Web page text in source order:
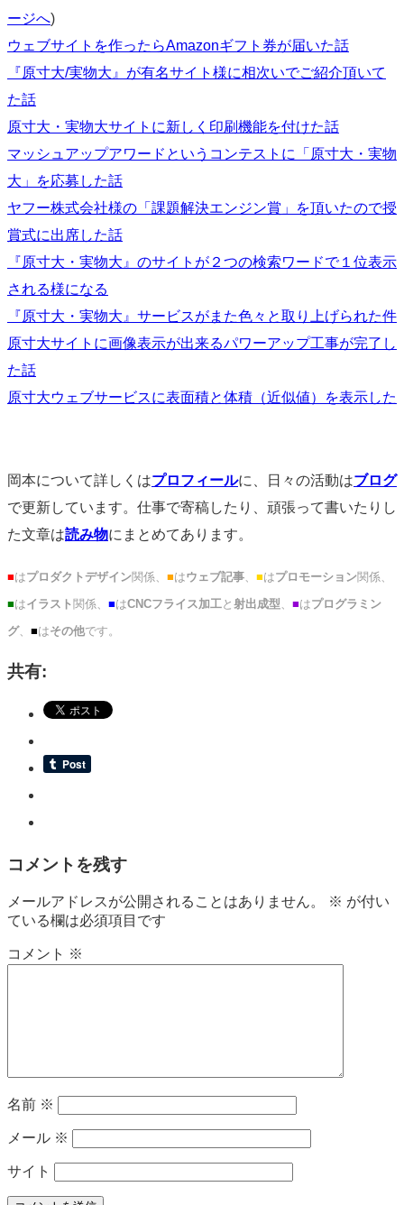
ージへ)
ウェブサイトを作ったらAmazonギフト券が届いた話
『原寸大/実物大』が有名サイト様に相次いでご紹介頂いて
た話
原寸大・実物大サイトに新しく印刷機能を付けた話
マッシュアップアワードというコンテストに「原寸大・実物
大」を応募した話
ヤフー株式会社様の「課題解決エンジン賞」を頂いたので授
賞式に出席した話
『原寸大・実物大』のサイトが２つの検索ワードで１位表示
される様になる
『原寸大・実物大』サービスがまた色々と取り上げられた件
原寸大サイトに画像表示が出来るパワーアップ工事が完了し
た話
原寸大ウェブサービスに表面積と体積（近似値）を表示した
岡本について詳しくはプロフィールに、日々の活動はブログ
で更新しています。仕事で寄稿したり、頑張って書いたりし
た文章は読み物にまとめてあります。
■はプロダクトデザイン関係、 ■はウェブ記事 ■はプロモーション関係、
■はイラスト関係、 ■はCNCフライス加工と 射出成型 ■はプログラミン
グ、 ■はその他です。
共有:
コメントを残す
メールアドレスが公開されることはありません。 ※ が付い
ている欄は必須項目です
コメント ※
名前 ※
メール ※
サイト